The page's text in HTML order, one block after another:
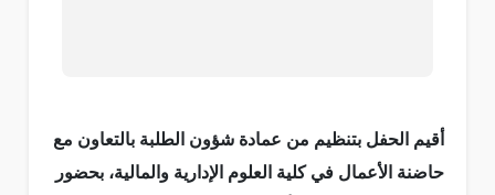
أقيم الحفل بتنظيم من عمادة شؤون الطلبة بالتعاون مع
حاضنة الأعمال في كلية العلوم الإدارية والمالية، بحضور